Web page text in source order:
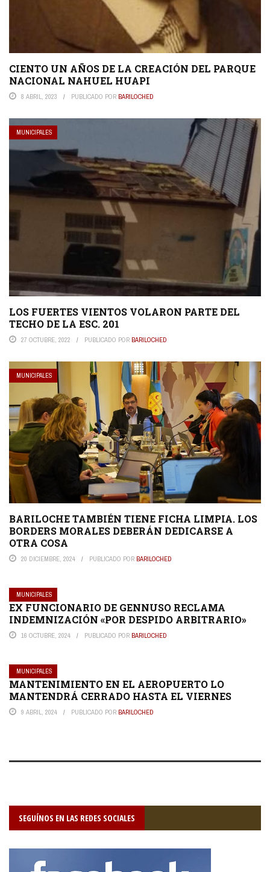
CIENTO UN AÑOS DE LA CREACIÓN DEL PARQUE
NACIONAL NAHUEL HUAPI
8 ABRIL, 2023 PUBLICADO POR BARILOCHED
MUNICIPALES
LOS FUERTES VIENTOS VOLARON PARTE DEL
TECHO DE LA ESC. 201
27 OCTUBRE, 2022 PUBLICADO POR BARILOCHED
MUNICIPALES
BARILOCHE TAMBIÉN TIENE FICHA LIMPIA. LOS
BORDERS MORALES DEBERÁN DEDICARSE A
OTRA COSA
20 DICIEMBRE, 2024 PUBLICADO POR BARILOCHED
MUNICIPALES
EX FUNCIONARIO DE GENNUSO RECLAMA
INDEMNIZACIÓN «POR DESPIDO ARBITRARIO»
16 OCTUBRE, 2024 PUBLICADO POR BARILOCHED
MUNICIPALES
MANTENIMIENTO EN EL AEROPUERTO LO
MANTENDRÁ CERRADO HASTA EL VIERNES
9 ABRIL, 2024 PUBLICADO POR BARILOCHED
SEGUÍNOS EN LAS REDES SOCIALES